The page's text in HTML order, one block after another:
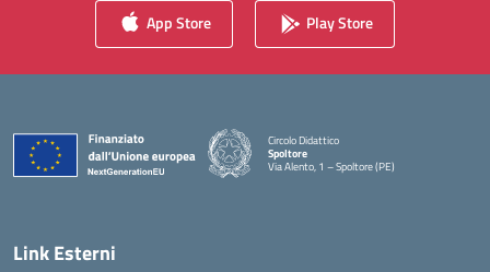
App Store Play Store
Circolo Didattico
Spoltore
Via Alento, 1 – Spoltore (PE)
— Visita la pagina iniziale della scuola
Link Esterni